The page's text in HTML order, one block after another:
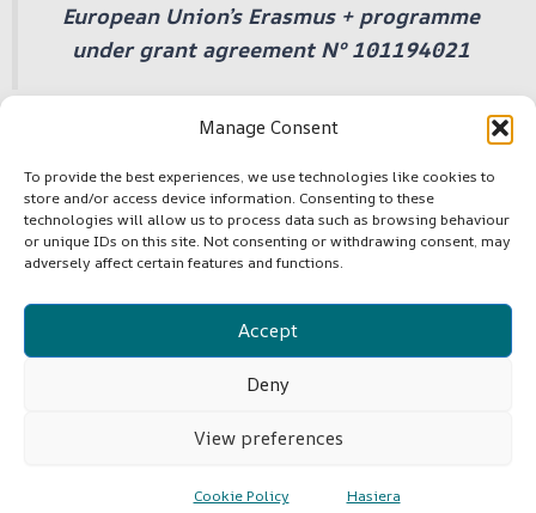
Manage Consent
To provide the best experiences, we use technologies like cookies to
store and/or access device information. Consenting to these
technologies will allow us to process data such as browsing behaviour
or unique IDs on this site. Not consenting or withdrawing consent, may
adversely affect certain features and functions.
Accept
Deny
View preferences
Cookie Policy Hasiera
European Union’s Erasmus + programme
under grant agreement Nº 101194021
©Copyright -VLF4EU
Cookie Policy (EU)
Terms and Conditions